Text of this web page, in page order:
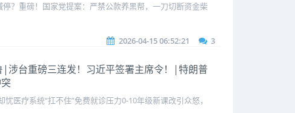
？重磅！国家党提案：严禁公款养黑帮，一刀切断资金柴
2026-04-15 06:52:21 3
涉台重磅三连发！习近平签署主席令！|特朗普
医疗系统“扛不住”免费就诊压力0-10年级新课改引众怒，